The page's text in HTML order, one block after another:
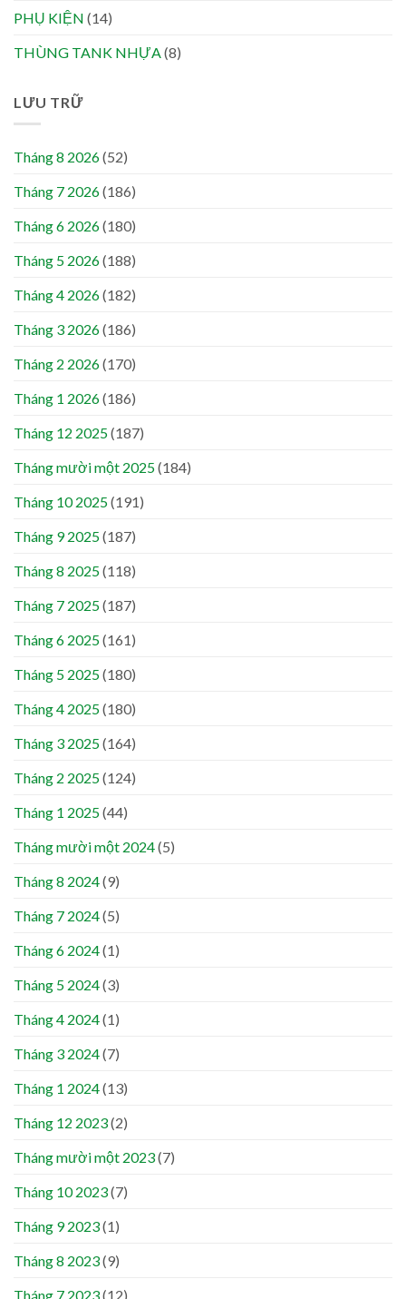
PHỤ KIỆN (14)
THÙNG TANK NHỰA(8)
LƯU TRỮ
Tháng 8 2026(52)
Tháng 7 2026(186)
Tháng 6 2026(180)
Tháng 5 2026(188)
Tháng 4 2026(182)
Tháng 3 2026(186)
Tháng 2 2026(170)
Tháng 1 2026(186)
Tháng 12 2025(187)
Tháng mười một 2025(184)
Tháng 10 2025(191)
Tháng 9 2025(187)
Tháng 8 2025(118)
Tháng 7 2025(187)
Tháng 6 2025(161)
Tháng 5 2025(180)
Tháng 4 2025(180)
Tháng 3 2025(164)
Tháng 2 2025(124)
Tháng 1 2025(44)
Tháng mười một 2024(5)
Tháng 8 2024(9)
Tháng 7 2024(5)
Tháng 6 2024(1)
Tháng 5 2024(3)
Tháng 4 2024(1)
Tháng 3 2024(7)
Tháng 1 2024(13)
Tháng 12 2023(2)
Tháng mười một 2023(7)
Tháng 10 2023(7)
Tháng 9 2023(1)
Tháng 8 2023(9)
Tháng 7 2023(12)